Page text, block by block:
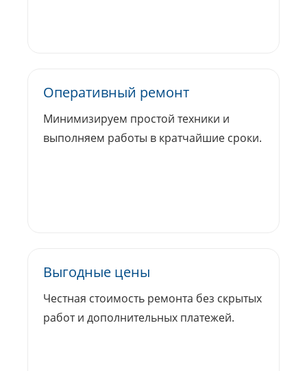
Оперативный ремонт
Минимизируем простой техники и
выполняем работы в кратчайшие сроки.
Выгодные цены
Честная стоимость ремонта без скрытых
работ и дополнительных платежей.